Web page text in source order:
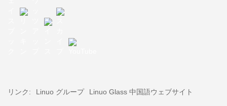
リンク: Linuo グループ Linuo Glass 中国語ウェブサイト